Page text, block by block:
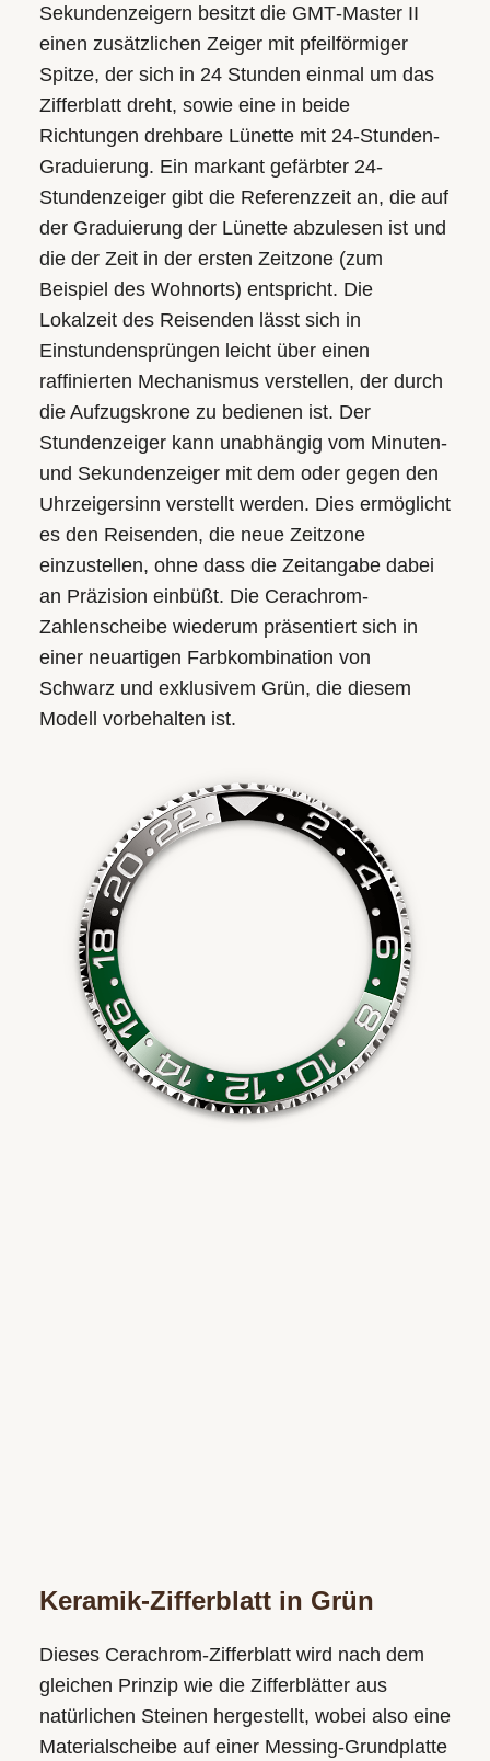
Sekunden­zeigern besitzt die GMT‑Master II
einen zusätzlichen Zeiger mit pfeilförmiger
Spitze, der sich in 24 Stunden einmal um das
Zifferblatt dreht, sowie eine in beide
Richtungen drehbare Lünette mit 24-Stunden-
Graduierung. Ein markant gefärbter 24-
Stundenzeiger gibt die Referenzzeit an, die auf
der Graduierung der Lünette abzulesen ist und
die der Zeit in der ersten Zeitzone (zum
Beispiel des Wohnorts) entspricht. Die
Lokalzeit des Reisenden lässt sich in
Einstunden­­sprüngen leicht über einen
raffinierten Mechanismus ver­stel­len, der durch
die Aufzugskrone zu bedienen ist. Der
Stunden­zeiger kann un­ab­hängig vom Minuten-
und Sekundenzeiger mit dem oder gegen den
Uhr­zeiger­sinn verstellt werden. Dies ermöglicht
es den Reisenden, die neue Zeitzone
einzustellen, ohne dass die Zeitangabe dabei
an Präzision einbüßt. Die Cerachrom-
Zahlenscheibe wiederum präsentiert sich in
einer neuartigen Farb­kombination von
Schwarz und exklusivem Grün, die diesem
Modell vorbehalten ist.
Keramik-Zifferblatt in Grün
Dieses Cerachrom-Zifferblatt wird nach dem
gleichen Prinzip wie die Zifferblätter aus
natürlichen Steinen hergestellt, wobei also eine
Materialscheibe auf einer Messing-Grundplatte